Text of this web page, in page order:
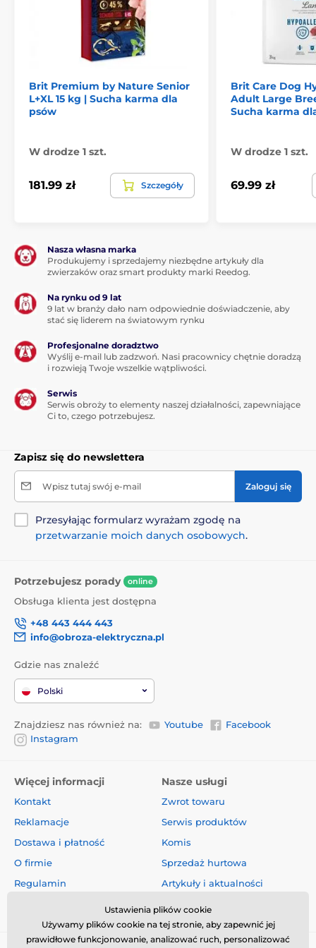
cykorii, Psyllium 0,1%, glukozamina 0,06%, siarczan
chondroityny 0,05%, jukka.
Składniki analityczne:
Białko surowe 27 %, oleje i tłuszcze surowe 11,5 %,
włókno surowe 4,4 %, popiół surowy 5,8 %, wapń 1,1 %,
Dodatki na kg:
Pierwiastki śladowe: Miedź 22 mg (uzupełnione
wodzianem oraz tlenkiem cynku), mangan 45 mg
(uzupełnione chelatem manganu i aminokwasowym
n-wodzianem oraz tlenkiem manganu), żelazo 200
aminokwasowym oraz siarczanem żelazawym), jod 3,7
mg (uzupełniony bezwodnym jodanem wapnia), selen
0,42 mg (uzupełniony inaktywowanymi drożdżami
wzbogaconymi w selen); witaminy, prowitaminy i
chemicznie dobrze zdefiniowane substancje o
1300 MJ, wit. E (RRR-alfa-tokoferol) 380 mg,
niacynamid 61 mg, wit. B1 6 mg, wit. B2 12 mg, wit. B6
8 mg, wit. B12 162 µg, wit. C 300 mg, pantotenian
przeciwutleniacze; konserwanty; substancje
sensoryczne: ekstrakt z rozmarynu 100 mg.
Produkt znajduje się w kategoriach
Dla psów małych ras
Brit Premium by Nature Senior
L+XL 15 kg | Sucha karma dla
psów
W drodze 1 szt.
181.99 zł Szczegóły
Brit Care Dog
Adult Large
Sucha karma
W drodze 1 szt.
69.99 zł
Nasza własna marka
Produkujemy i sprzedajemy niezbędne artykuły dla
zwierzaków oraz smart produkty marki Reedog.
Na rynku od 9 lat
9 lat w branży dało nam odpowiednie doświadczenie, aby
stać się liderem na światowym rynku
Profesjonalne doradztwo
Wyślij e-mail lub zadzwoń. Nasi pracownicy chętnie doradzą
i rozwieją Twoje wszelkie wątpliwości.
Serwis
Serwis obroży to elementy naszej działalności, zapewniające
Ci to, czego potrzebujesz.
Zapisz się do newslettera
Wpisz tutaj swój e-mail Zaloguj się
Przesyłając formularz wyrażam zgodę na
przetwarzanie moich danych osobowych.
Potrzebujesz porady online
Obsługa klienta jest dostępna
+48 443 444 443
info@obroza-elektryczna.pl
Gdzie nas znaleźć
Polski
Znajdziesz nas również na: Youtube
Facebook
Instagram
Więcej informacji
Kontakt
Reklamacje
Dostawa i płatność
O firmie
Regulamin
Nasze usługi
Zwrot towaru
Serwis produktów
Komis
Sprzedaż hurtowa
Artykuły i aktualności
Ustawienia plików cookie
Używamy plików cookie na tej stronie, aby zapewnić jej
prawidłowe funkcjonowanie, analizować ruch, personalizować